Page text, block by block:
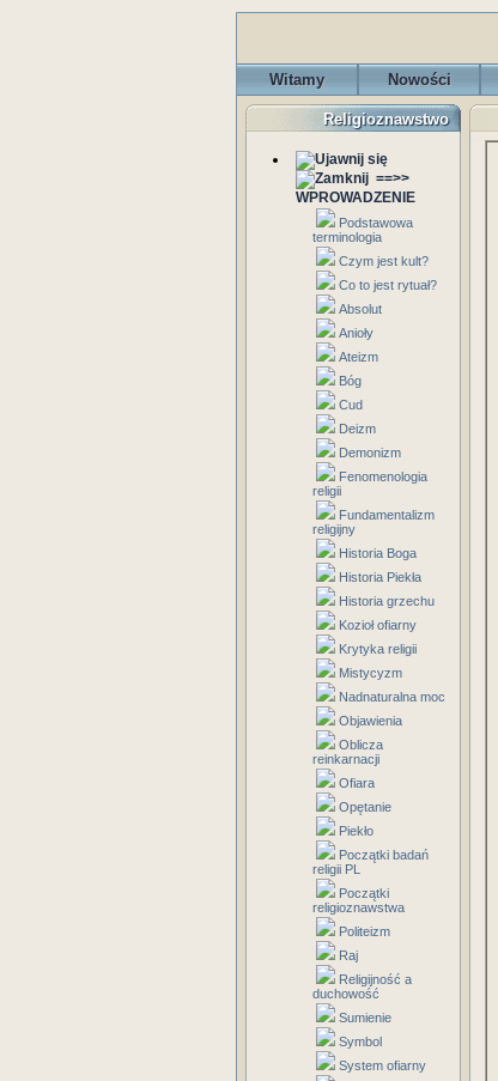
Witamy Nowości
Religioznawstwo
==>>
WPROWADZENIE
Podstawowa
terminologia
Czym jest kult?
Co to jest rytuał?
Absolut
Anioły
Ateizm
Bóg
Cud
Deizm
Demonizm
Fenomenologia
religii
Fundamentalizm
religijny
Historia Boga
Historia Piekła
Historia grzechu
Kozioł ofiarny
Krytyka religii
Mistycyzm
Nadnaturalna moc
Objawienia
Oblicza
reinkarnacji
Ofiara
Opętanie
Piekło
Początki badań
religii PL
Początki
religioznawstwa
Politeizm
Raj
Religijność a
duchowość
Sumienie
Symbol
System ofiarny